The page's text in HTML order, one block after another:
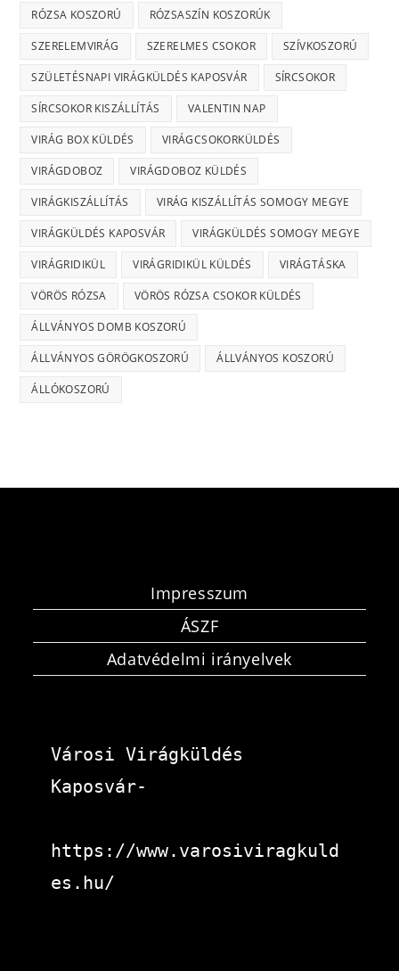
RÓZSA KOSZORÚ RÓZSASZÍN KOSZORÚK
SZERELEMVIRÁG SZERELMES CSOKOR SZÍVKOSZORÚ
SZÜLETÉSNAPI VIRÁGKÜLDÉS KAPOSVÁR SÍRCSOKOR
SÍRCSOKOR KISZÁLLÍTÁS VALENTIN NAP
VIRÁG BOX KÜLDÉS VIRÁGCSOKORKÜLDÉS
VIRÁGDOBOZ VIRÁGDOBOZ KÜLDÉS
VIRÁGKISZÁLLÍTÁS VIRÁG KISZÁLLÍTÁS SOMOGY MEGYE
VIRÁGKÜLDÉS KAPOSVÁR VIRÁGKÜLDÉS SOMOGY MEGYE
VIRÁGRIDIKÜL VIRÁGRIDIKÜL KÜLDÉS VIRÁGTÁSKA
VÖRÖS RÓZSA VÖRÖS RÓZSA CSOKOR KÜLDÉS
ÁLLVÁNYOS DOMB KOSZORÚ
ÁLLVÁNYOS GÖRÖGKOSZORÚ ÁLLVÁNYOS KOSZORÚ
ÁLLÓKOSZORÚ
Impresszum
ÁSZF
Adatvédelmi irányelvek
Városi Virágküldés
Kaposvár-
https://www.varosiviragkuld
es.hu/